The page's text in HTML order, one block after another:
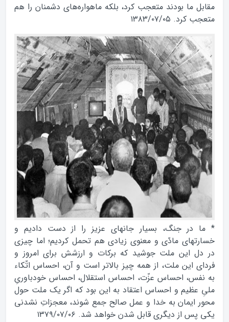
مقابل ما بودند متعجب كرد، بلكه ماهواره‌هاى دشمنان را هم
متعجب كرد. ۱۳۸۳/۰۷/۰۵
* ما در جنگ، بسيار جانهاى عزيز را از دست داديم و
خسارتهاى مادّى و معنوى زيادى هم تحمل كرديم؛ اما چيزى
در دل اين ملت جوشيد كه بركات و ارزشش براى امروز و
فرداى اين ملت، از همه چيز بالاتر است و آن، احساس اتّكاء
به نفس، احساس عزّت، احساس استقلال، احساس خودباورىِ
ملىِ عظيم و احساس اعتقاد به اين بود كه اگر يك ملت حول
محور ايمان به خدا و عمل صالح جمع شوند، معجزاتِ نشدنى
يكى پس از ديگرى قابل شدن خواهد شد. ۱۳۷۹/۰۷/۰۶